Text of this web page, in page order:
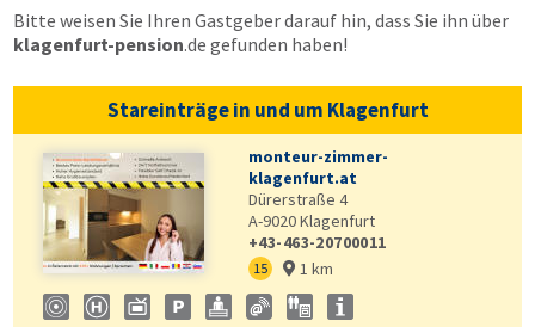
Bitte weisen Sie Ihren Gastgeber darauf hin, dass Sie ihn über
klagenfurt-pension.de gefunden haben!
Stareinträge in und um Klagenfurt
monteur-zimmer-
klagenfurt.at
Dürerstraße 4
A-9020Klagenfurt
+43-463-20700011
15  1 km